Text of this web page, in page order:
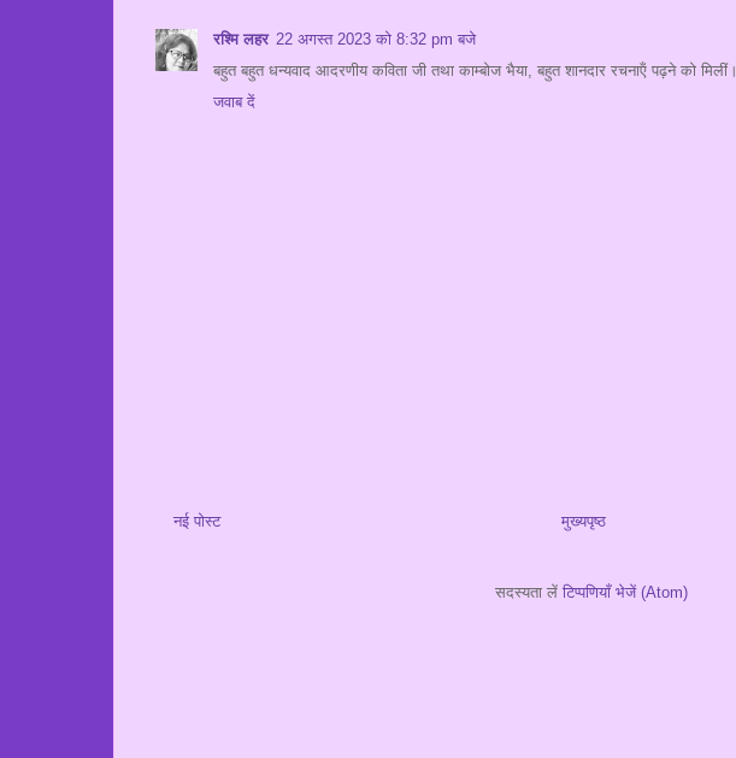
रश्मि लहर 22 अगस्त 2023 को 8:32 pm बजे
बहुत बहुत धन्यवाद आदरणीय कविता जी तथा काम्बोज भैया, बहुत शानदार रचनाऍं पढ़ने को मिलीं।
जवाब दें
नई पोस्ट मुख्यपृष्ठ
सदस्यता लें टिप्पणियाँ भेजें (Atom)